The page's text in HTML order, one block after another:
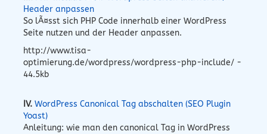
Header anpassen
So lÃ¤sst sich PHP Code innerhalb einer WordPress
Seite nutzen und der Header anpassen.
http://www.tisa-
optimierung.de/wordpress/wordpress-php-include/ -
44.5kb
IV. WordPress Canonical Tag abschalten (SEO Plugin
Yoast)
Anleitung: wie man den canonical Tag in WordPress